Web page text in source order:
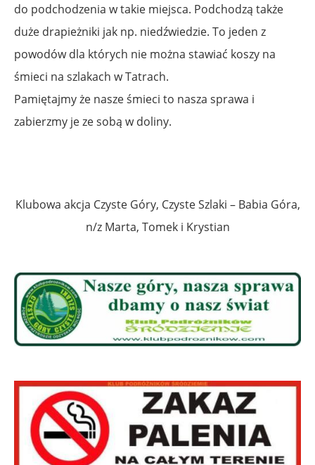
do podchodzenia w takie miejsca. Podchodzą także
duże drapieżniki jak np. niedźwiedzie. To jeden z
powodów dla których nie można stawiać koszy na
śmieci na szlakach w Tatrach.
Pamiętajmy że nasze śmieci to nasza sprawa i
zabierzmy je ze sobą w doliny.
Klubowa akcja Czyste Góry, Czyste Szlaki – Babia Góra,
n/z Marta, Tomeki Krystian